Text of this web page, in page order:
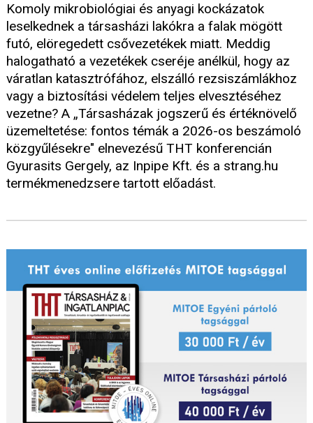
Komoly mikrobiológiai és anyagi kockázatok
leselkednek a társasházi lakókra a falak mögött
futó, elöregedett csővezetékek miatt. Meddig
halogatható a vezetékek cseréje anélkül, hogy az
váratlan katasztrófához, elszálló rezsiszámlákhoz
vagy a biztosítási védelem teljes elvesztéséhez
vezetne? A „Társasházak jogszerű és értéknövelő
üzemeltetése: fontos témák a 2026-os beszámoló
közgyűlésekre" elnevezésű THT konferencián
Gyurasits Gergely, az Inpipe Kft. és a strang.hu
termékmenedzsere tartott előadást.